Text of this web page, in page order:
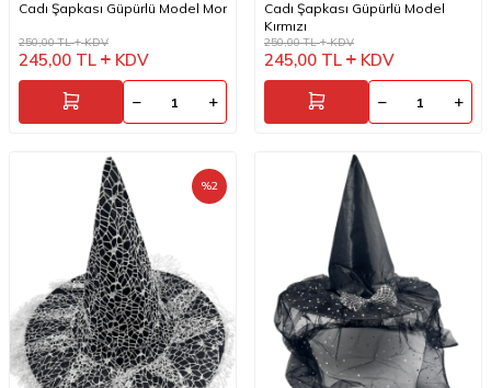
Cadı Şapkası Güpürlü Model Mor
250,00TL KDV
245,00 TL KDV
Cadı Şapkası Güpürlü Model
Kırmızı
250,00TL KDV
245,00 TL KDV
%2